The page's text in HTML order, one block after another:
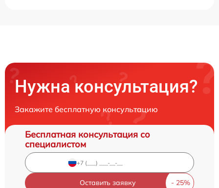
Нужна консультация?
Закажите бесплатную консультацию
Бесплатная консультация со
специалистом
Оставить заявку